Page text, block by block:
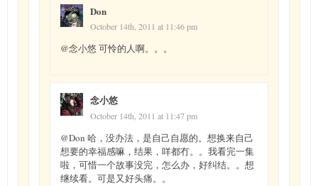
Don
October 14th, 2011 at 11:46 pm
@念小悠 可怜的人啊。。。
念小悠
October 14th, 2011 at 11:47 pm
@Don 哈，没办法，是自己自愿的。想换来自己
想要的幸福感嘛，结果，咩都冇。。我看完一集
啦，可惜一个故事没完，怎么办，好纠结。。想
继续看。可是又好头痛。。